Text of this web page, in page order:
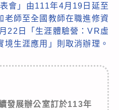
會」由111年4月19日延至
師至全國教師在職進修資
22日「生涯體驗營：VR虛
境生涯應用」則取消辦理。
發展辦公室訂於113年